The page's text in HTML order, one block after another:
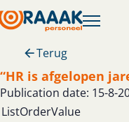
Terug
“HR is afgelopen
Publication date: 15-8-
ListOrderValue